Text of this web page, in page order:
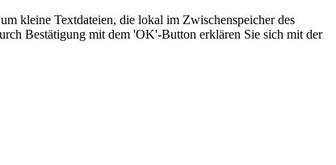
kleine Textdateien, die lokal im Zwischenspeicher des
Bestätigung mit dem 'OK'-Button erklären Sie sich mit der